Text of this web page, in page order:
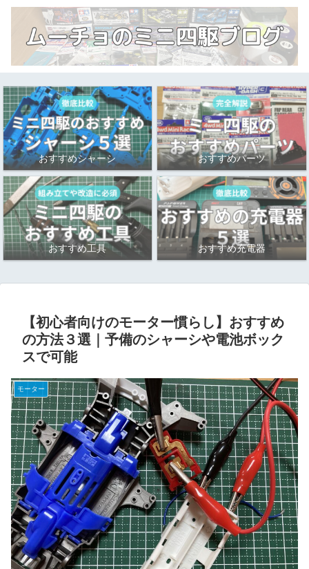
おすすめシャーシ おすすめパーツ
おすすめ工具 おすすめ充電器
【初心者向けのモーター慣らし】おすすめ
の方法３選｜予備のシャーシや電池ボック
スで可能
モーター